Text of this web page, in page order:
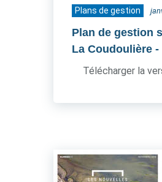
Plans de gestion
Plan de gestion
La Coudoulière -
Télécharger la